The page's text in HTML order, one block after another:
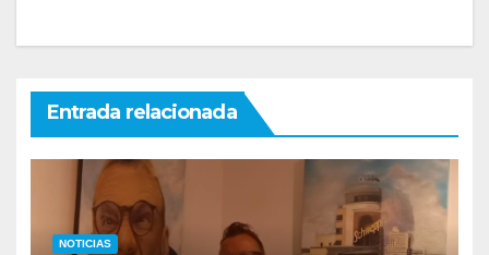
Entrada relacionada
NOTICIAS